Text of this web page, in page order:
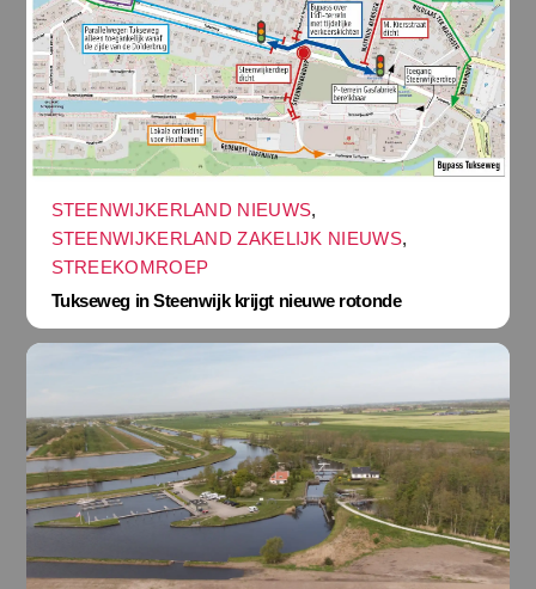
STEENWIJKERLAND NIEUWS,
STEENWIJKERLAND ZAKELIJK NIEUWS,
STREEKOMROEP
Tukseweg in Steenwijk krijgt nieuwe rotonde